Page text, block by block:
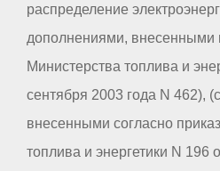
распределение
дополнениями, внесенными
Министерства топлива и
сентября 2003 года N 462),
внесенными согласно
топлива и энергетики N 196